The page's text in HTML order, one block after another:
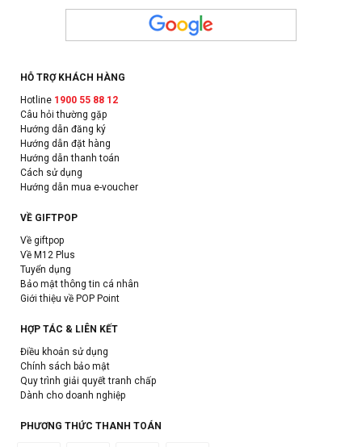
HỖ TRỢ KHÁCH HÀNG
Hotline 1900 55 88 12
Câu hỏi thường gặp
Hướng dẫn đăng ký
Hướng dẫn đặt hàng
Hướng dẫn thanh toán
Cách sử dụng
Hướng dẫn mua e-voucher
VỀ GIFTPOP
Về giftpop
Về M12 Plus
Tuyển dụng
Bảo mật thông tin cá nhân
Giới thiệu về POP Point
HỢP TÁC & LIÊN KẾT
Điều khoản sử dụng
Chính sách bảo mật
Quy trình giải quyết tranh chấp
Dành cho doanh nghiệp
PHƯƠNG THỨC THANH TOÁN